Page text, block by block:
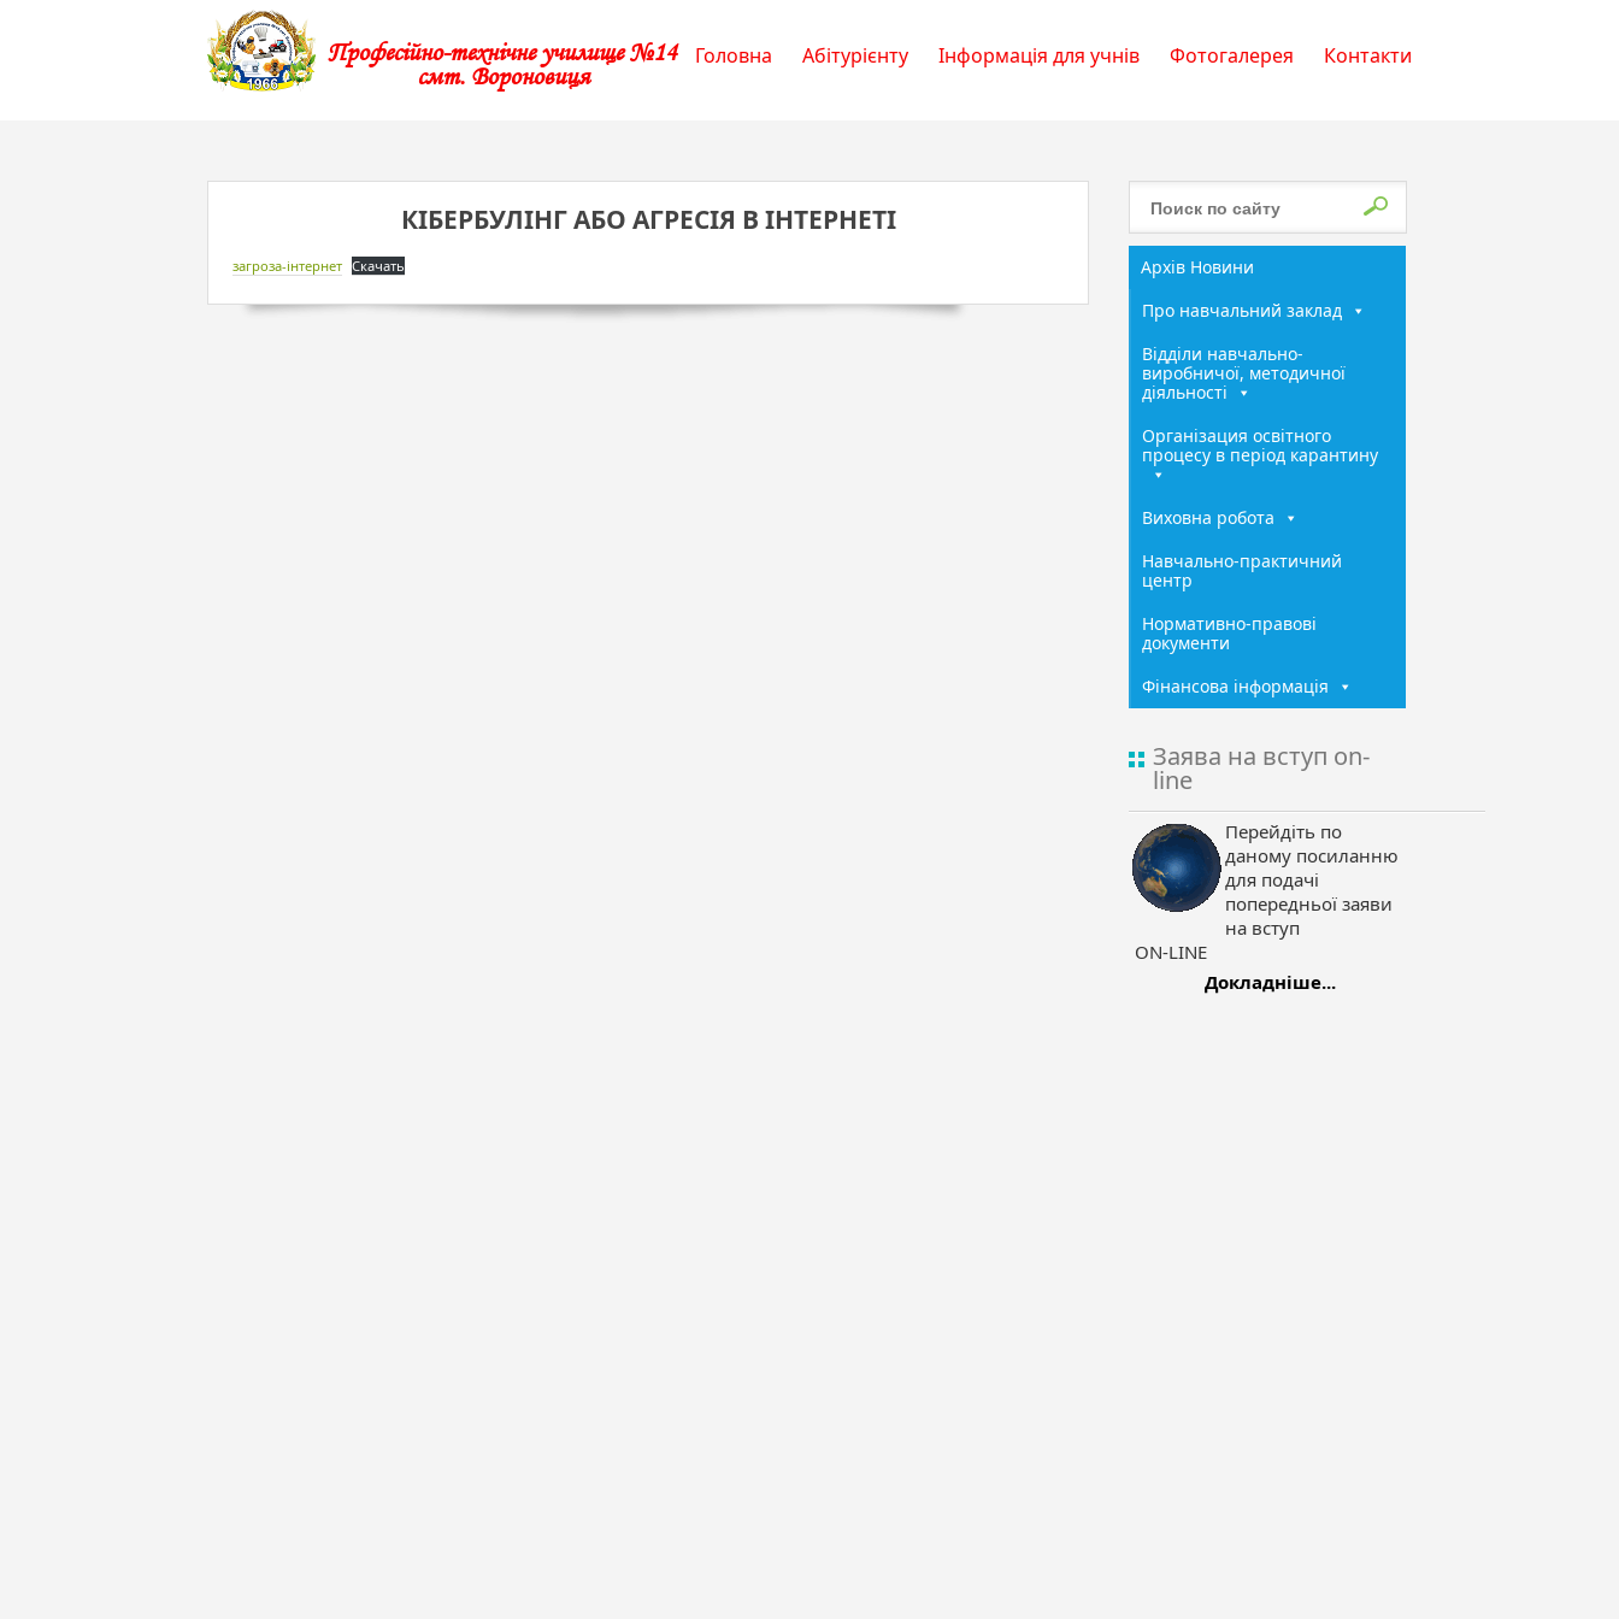
Професійно-технічне училище №14
смт. Вороновиця
Головна Абітурієнту Інформація для учнів Фотогалерея Контакти
КІБЕРБУЛІНГ АБО АГРЕСІЯ В ІНТЕРНЕТІ
загроза-інтернет Скачать
Архів Новини
Про навчальний заклад
Відділи навчально-
виробничої, методичної
діяльності
Організация освітного
процесу в період карантину
Виховна робота
Навчально-практичний
центр
Нормативно-правові
документи
Фінансова інформація
Заява на вступ on-
line
Перейдіть по
даному посиланню
для подачі
попередньої заяви
на вступ
ON-LINE
Докладніше...